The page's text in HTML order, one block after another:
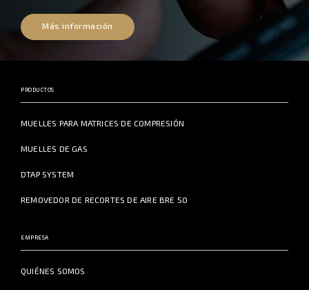
Más información
PRODUCTOS
MUELLES PARA MATRICES DE COMPRESIÓN
MUELLES DE GAS
DTAP SYSTEM
REMOVEDOR DE RECORTES DE AIRE BRE 50
EMPRESA
QUIÉNES SOMOS